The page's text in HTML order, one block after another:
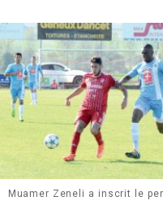
Muamer Zeneli a inscrit le